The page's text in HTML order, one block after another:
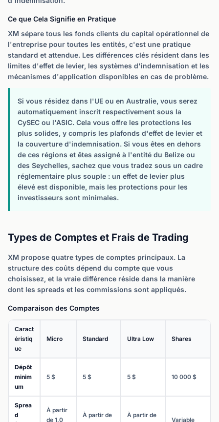
Ce que Cela Signifie en Pratique
XM sépare tous les fonds clients du capital opérationnel de
l'entreprise pour toutes les entités, c'est une pratique
standard et attendue. Les différences clés résident dans les
limites d'effet de levier, les systèmes d'indemnisation et les
mécanismes d'application disponibles en cas de problème.
Si vous résidez dans l'UE ou en Australie, vous serez
automatiquement inscrit respectivement sous la
CySEC ou l'ASIC. Cela vous offre les protections les
plus solides, y compris les plafonds d'effet de levier et
la couverture d'indemnisation. Si vous êtes en dehors
de ces régions et êtes assigné à l'entité du Belize ou
des Seychelles, sachez que vous tradez sous un cadre
réglementaire plus souple : un effet de levier plus
élevé est disponible, mais les protections pour les
investisseurs sont minimales.
Types de Comptes et Frais de Trading
XM propose quatre types de comptes principaux. La
structure des coûts dépend du compte que vous
choisissez, et la vraie différence réside dans la manière
dont les spreads et les commissions sont appliqués.
Comparaison des Comptes
Caract
éristiq
ue
Micro Standard Ultra Low Shares
Dépôt
minim
um
5 $ 5 $ 5 $ 10 000 $
Sprea
d
À partir
de 1,0
À partir de
À partir de
Variable